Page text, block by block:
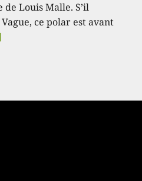
Louis Malle. S’il
ce polar est avant